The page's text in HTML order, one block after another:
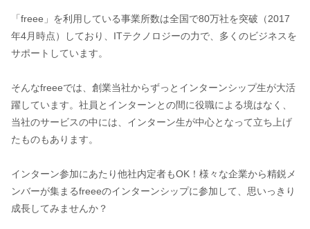
「freee」を利用している事業所数は全国で80万社を突破（2017
年4月時点）しており、ITテクノロジーの力で、多くのビジネスを
サポートしています。
そんなfreeeでは、創業当社からずっとインターンシップ生が大活
躍しています。社員とインターンとの間に役職による境はなく、
当社のサービスの中には、インターン生が中心となって立ち上げ
たものもあります。
インターン参加にあたり他社内定者もOK！様々な企業から精鋭メ
ンバーが集まるfreeeのインターンシップに参加して、思いっきり
成長してみませんか？